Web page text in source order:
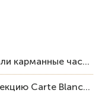
Audemars Piguet и Swatch создали карманные часы в эстетике Royal Oak и Pop Art
Boucheron посвятил новую коллекцию Carte Blanche Human Being человеку и силе мастерства